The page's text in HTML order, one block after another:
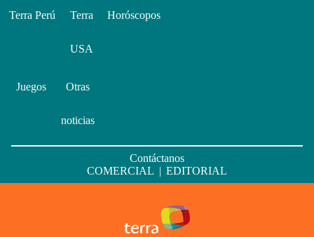
Terra Perú Terra
USA
Horóscopos
Juegos Otras
noticias
Contáctanos
COMERCIAL | EDITORIAL